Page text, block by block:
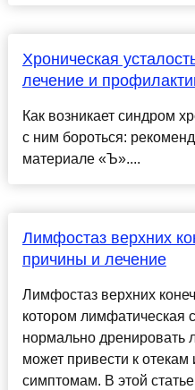
Хроническая
лечение и
Как возникает синдром
с ним бороться:
материале «Ъ»....
Лимфостаз верхних
причины и лечение
Лимфостаз верхних
котором лимфатическая
нормально дренировать
может привести к
симптомам. В этой